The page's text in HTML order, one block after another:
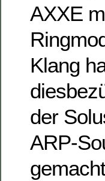
AXXE
Klang
der
ARP-